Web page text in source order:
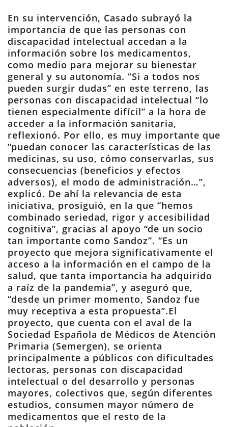
En su intervención, Casado subrayó la
importancia de que las personas con
discapacidad intelectual accedan a la
información sobre los medicamentos,
como medio para mejorar su bienestar
general y su autonomía. “Si a todos nos
pueden surgir dudas” en este terreno, las
personas con discapacidad intelectual “lo
tienen especialmente difícil” a la hora de
acceder a la información sanitaria,
reflexionó. Por ello, es muy importante que
“puedan conocer las características de las
medicinas, su uso, cómo conservarlas, sus
consecuencias (beneficios y efectos
adversos), el modo de administración…”,
explicó. De ahí la relevancia de esta
iniciativa, prosiguió, en la que “hemos
combinado seriedad, rigor y accesibilidad
cognitiva”, gracias al apoyo “de un socio
tan importante como Sandoz”. “Es un
proyecto que mejora significativamente el
acceso a la información en el campo de la
salud, que tanta importancia ha adquirido
a raíz de la pandemia”, y aseguró que,
“desde un primer momento, Sandoz fue
muy receptiva a esta propuesta”.El
proyecto, que cuenta con el aval de la
Sociedad Española de Médicos de Atención
Primaria (Semergen), se orienta
principalmente a públicos con dificultades
lectoras, personas con discapacidad
intelectual o del desarrollo y personas
mayores, colectivos que, según diferentes
estudios, consumen mayor número de
medicamentos que el resto de la